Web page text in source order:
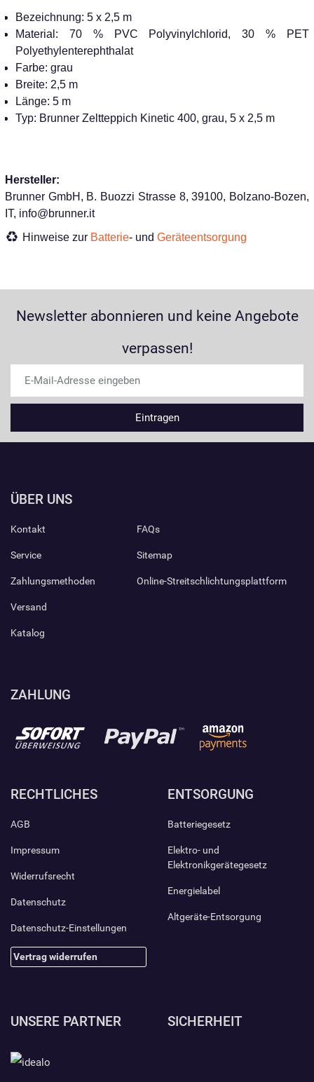
Bezeichnung: 5 x 2,5 m
Material: 70 % PVC Polyvinylchlorid, 30 % PET
Polyethylenterephthalat
Farbe: grau
Breite: 2,5 m
Länge: 5 m
Typ: Brunner Zeltteppich Kinetic 400, grau, 5 x 2,5 m
Hersteller:
Brunner GmbH, B. Buozzi Strasse 8, 39100, Bolzano-Bozen,
IT, info@brunner.it
Hinweise zur Batterie- und Geräteentsorgung
Newsletter abonnieren und keine Angebote
verpassen!
ÜBER UNS
Kontakt
Service
Zahlungsmethoden
Versand
Katalog
FAQs
Sitemap
Online-Streitschlichtungsplattform
ZAHLUNG
RECHTLICHES
AGB
Impressum
Widerrufsrecht
Datenschutz
Datenschutz-Einstellungen
Vertrag widerrufen
ENTSORGUNG
Batteriegesetz
Elektro- und
Elektronikgerätegesetz
Energielabel
Altgeräte-Entsorgung
UNSERE PARTNER SICHERHEIT